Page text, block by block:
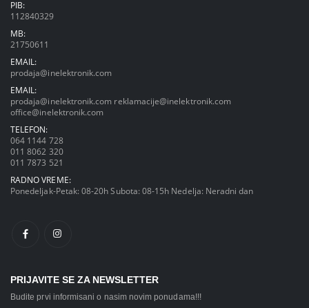
PIB:
112840329
MB:
21750611
EMAIL:
prodaja@inelektronik.com
EMAIL:
prodaja@inelektronik.com reklamacije@inelektronik.com
office@inelektronik.com
TELEFON:
064 1144 728
011 8062 320
011 7873 521
RADNO VREME:
Ponedeljak-Petak: 08-20h Subota: 08-15h Nedelja: Neradni dan
PRIJAVITE SE ZA NEWSLETTER
Budite prvi informisani o nasim novim ponudama!!!